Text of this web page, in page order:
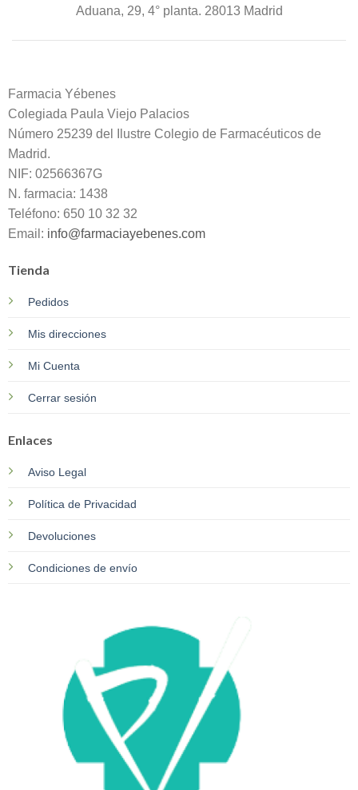
Aduana, 29, 4° planta. 28013 Madrid
Farmacia Yébenes
Colegiada Paula Viejo Palacios
Número 25239 del Ilustre Colegio de Farmacéuticos de
Madrid.
NIF: 02566367G
N. farmacia: 1438
Teléfono: 650 10 32 32
Email: info@farmaciayebenes.com
Tienda
Pedidos
Mis direcciones
Mi Cuenta
Cerrar sesión
Enlaces
Aviso Legal
Política de Privacidad
Devoluciones
Condiciones de envío